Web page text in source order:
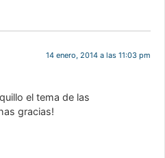
14 enero, 2014 a las 11:03 pm
el tema de las
gracias!